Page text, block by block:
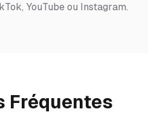
YouTube ou Instagram.
Fréquentes